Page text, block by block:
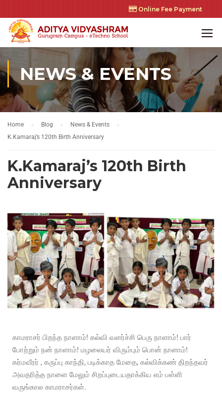
Online Fee Payment
NEWS & EVENTS
Home Blog
News & Events
K.Kamaraj’s 120th Birth Anniversary
K.Kamaraj’s 120th Birth
Anniversary
காமராசர் பிறந்த நாளாம்! கல்வி வளர்ச்சி பெரு நாளாம்! பார்
போற்றும் நன் நாளாம்! மழலையர் விரும்பும் பொன் நாளாம்!
கர்மவீரர் , கருப்பு காந்தி, படிக்காத மேதை, கல்விக்கண் திறந்தவர்
அவதரித்த நாளை மேலும் சிறப்புடையதாக்கிய எம் பள்ளி
வருங்கால காமராசர்கள்.